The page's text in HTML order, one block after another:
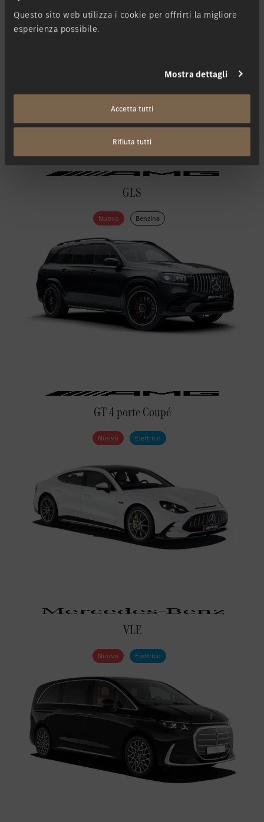
Questo sito web utilizza i cookie per offrirti la migliore
esperienza possibile.
Mostra dettagli
Accetta tutti
Rifiuta tutti
GLS
Nuovo Benzina
GT 4 porte Coupé
Nuovo Elettrico
VLE
Nuovo Elettrico